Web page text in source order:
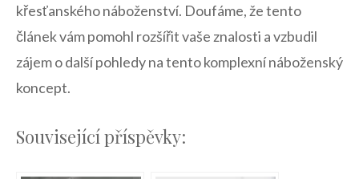
křesťanského náboženství. Doufáme, že ‌tento
článek vám pomohl rozšířit vaše znalosti a vzbudil
zájem o další pohledy ‌na tento komplexní náboženský
⁢koncept.
Související příspěvky: